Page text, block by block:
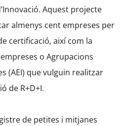
Aquest projecte
almenys cent empreses per
certificació, així com la
o Agrupacions
(AEI) que vulguin realitzar
de R+D+I.
de petites i mitjanes